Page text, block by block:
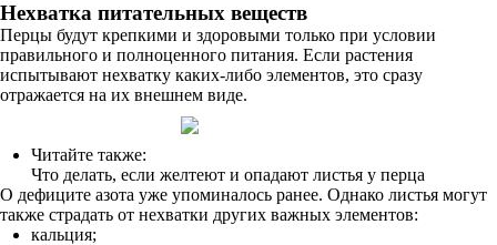
Нехватка питательных веществ
Перцы будут крепкими и здоровыми только при условии
правильного и полноценного питания. Если растения
испытывают нехватку каких-либо элементов, это сразу
отражается на их внешнем виде.
Читайте также:
Что делать, если желтеют и опадают листья у перца
О дефиците азота уже упоминалось ранее. Однако листья могут
также страдать от нехватки других важных элементов:
кальция;